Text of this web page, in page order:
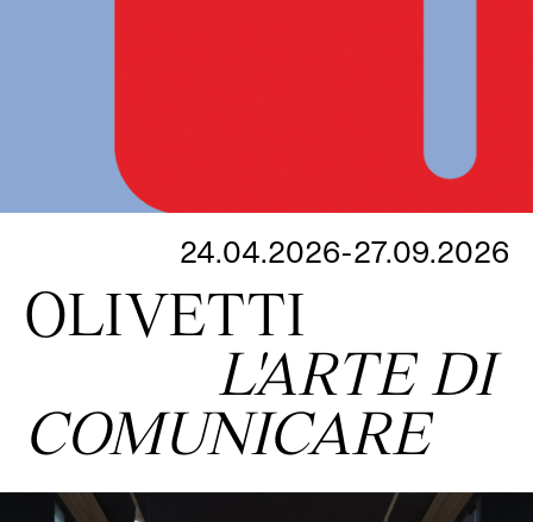
OLIVETTI
L'ARTE DI
COMUNICARE
24.04.2026-27.09.2026